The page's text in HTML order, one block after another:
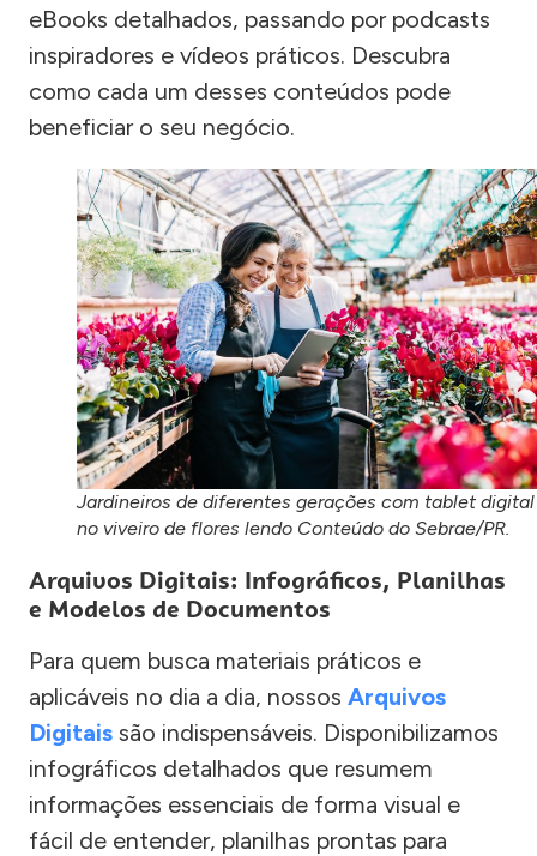
eBooks detalhados, passando por podcasts
inspiradores e vídeos práticos. Descubra
como cada um desses conteúdos pode
beneficiar o seu negócio.
Jardineiros de diferentes gerações com tablet digital
no viveiro de flores lendo Conteúdo do Sebrae/PR.
Arquivos Digitais: Infográficos, Planilhas
e Modelos de Documentos
Para quem busca materiais práticos e
aplicáveis no dia a dia, nossos Arquivos
Digitais são indispensáveis. Disponibilizamos
infográficos detalhados que resumem
informações essenciais de forma visual e
fácil de entender, planilhas prontas para